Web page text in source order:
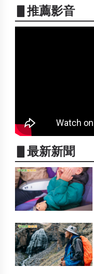
▋推薦影音
▋最新新聞